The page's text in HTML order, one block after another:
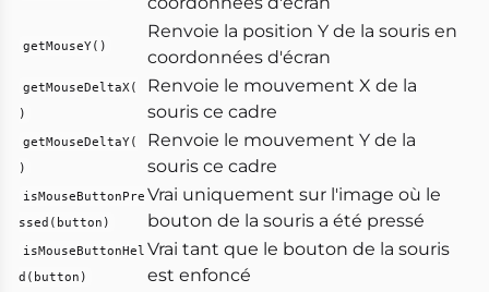
getMouseY()
Renvoie la position Y de la souris en
coordonnées d'écran
getMouseDeltaX(
)
Renvoie le mouvement X de la
souris ce cadre
getMouseDeltaY(
)
Renvoie le mouvement Y de la
souris ce cadre
isMouseButtonPre
ssed(button)
Vrai uniquement sur l'image où le
bouton de la souris a été pressé
isMouseButtonHel
d(button)
Vrai tant que le bouton de la souris
est enfoncé